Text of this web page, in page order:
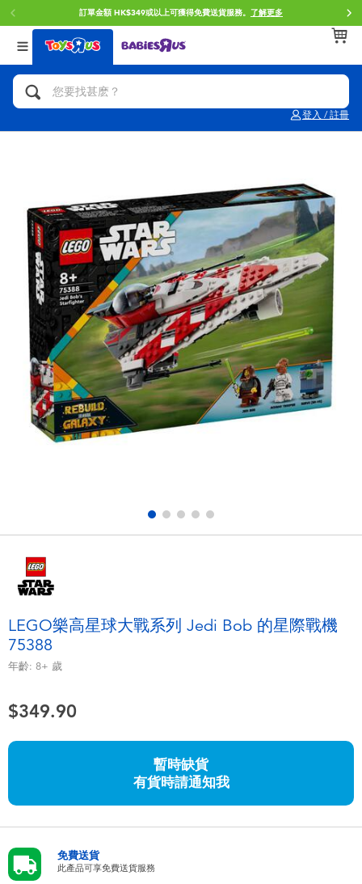
訂單金額 HK$349或以上可獲得免費送貨服務。 了解更多
登入 / 註冊
返回
分類目錄
人氣英雄,角色扮演,射擊玩具
玩具車,貨車,火車及遙控系列
手工藝,文具,蠟筆,泥膠,畫板
娃娃, 芭比,收藏公仔
電子玩具
遊戲及拼圖系列
嬰兒及學前玩具
任天堂 Switch
電池
盲盒
返回
品牌
Brunch Brother 早午餐兄弟
Mini Brands
Play-Doh培樂多
Pokemon寶可夢
playpop
LEGO樂高
返回
年齢
0~2歳
8~11歳
12~14歳
14歳以上
LEGO樂高星球大戰系列 Jedi Bob 的星際戰機
75388
年齡: 8+ 歲
$349.90
暫時缺貨
有貨時請通知我
免費送貨
此產品可享免費送貨服務